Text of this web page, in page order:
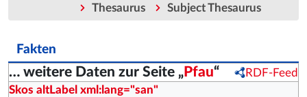
Thesaurus Subject Thesaurus
Fakten
… weitere Daten zur Seite „Pfau“
RDF-Feed
Skos altLabel xml:lang="san"